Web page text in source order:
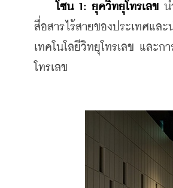
โซน 1: ยุควิทยุโทรเลข น
สื่อสารไร้สายของประเทศแล
เทคโนโลยีวิทยุโทรเลข และก
โทรเลข